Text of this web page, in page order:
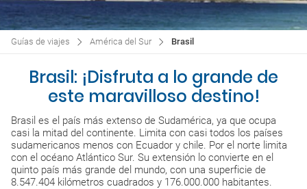
Guías de viajes América del Sur Brasil
Brasil: ¡Disfruta a lo grande de
este maravilloso destino!
Brasil es el país más extenso de Sudamérica, ya que ocupa
casi la mitad del continente. Limita con casi todos los países
sudamericanos menos con Ecuador y chile. Por el norte limita
con el océano Atlántico Sur. Su extensión lo convierte en el
quinto país más grande del mundo, con una superficie de
8.547.404 kilómetros cuadrados y 176.000.000 habitantes.